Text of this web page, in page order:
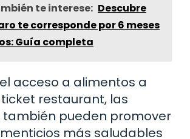
te interese: Descubre
te corresponde por 6 meses
Guía completa
acceso a alimentos a
restaurant, las
pueden promover
más saludables